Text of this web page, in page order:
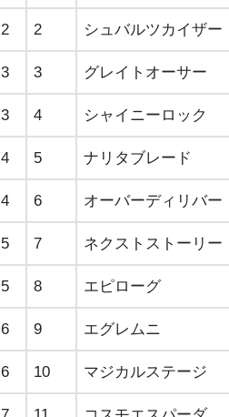
2 2 シュバルツカイザー
3 3 グレイトオーサー
3 4 シャイニーロック
4 5 ナリタブレード
4 6 オーバーディリバー
5 7 ネクストストーリー
5 8 エピローグ
6 9 エグレムニ
6 10 マジカルステージ